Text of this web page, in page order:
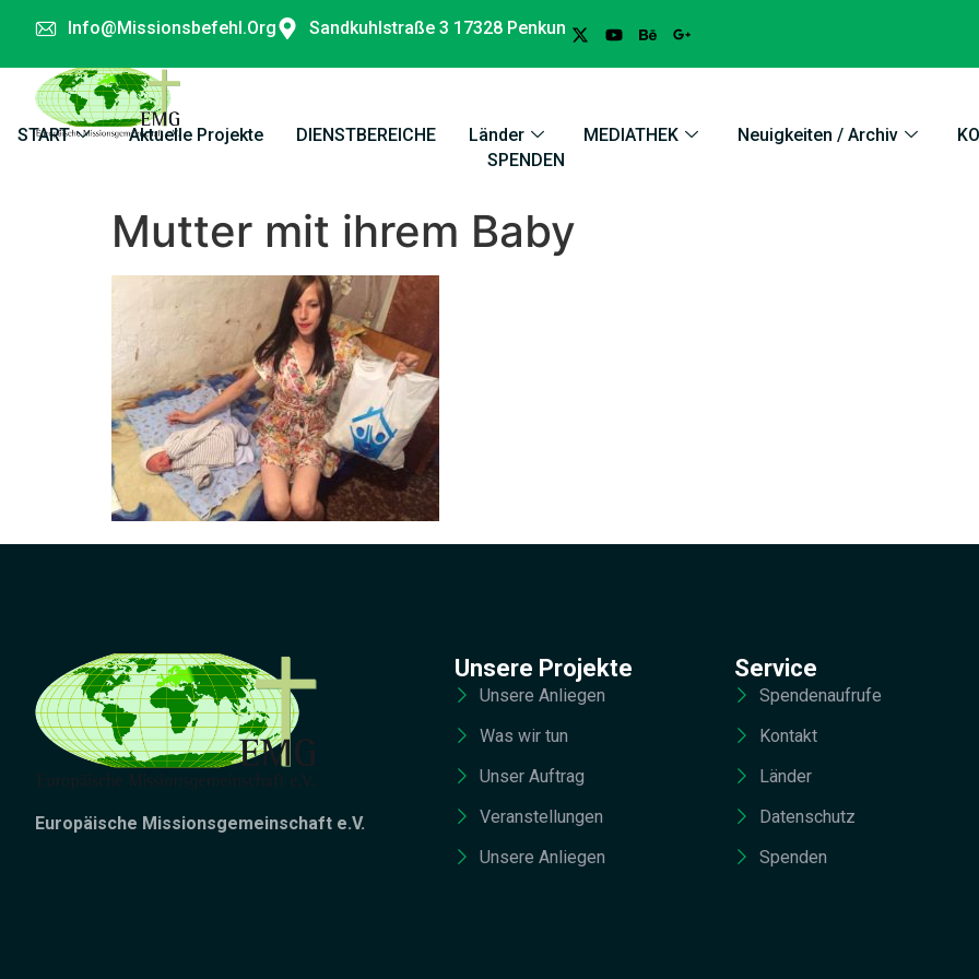
Info@missionsbefehl.org Sandkuhlstraße 3 17328 Penkun
START Aktuelle Projekte DIENSTBEREICHE Länder MEDIATHEK Neuigkeiten / Archiv
SPENDEN
Mutter mit ihrem Baby
Europäische Missionsgemeinschaft e.V.
Unsere Projekte
Unsere Anliegen
Was wir tun
Unser Auftrag
Veranstellungen
Unsere Anliegen
Service
Spendenaufrufe
Kontakt
Länder
Datenschutz
Spenden